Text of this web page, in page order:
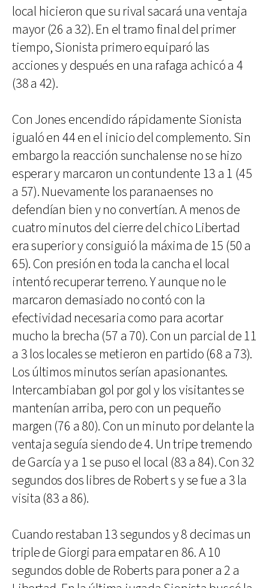
local hicieron que su rival sacará una ventaja
mayor (26 a 32). En el tramo final del primer
tiempo, Sionista primero equiparó las
acciones y después en una rafaga achicó a 4
(38 a 42).
Con Jones encendido rápidamente Sionista
igualó en 44 en el inicio del complemento. Sin
embargo la reacción sunchalense no se hizo
esperar y marcaron un contundente 13 a 1 (45
a 57). Nuevamente los paranaenses no
defendían bien y no convertían. A menos de
cuatro minutos del cierre del chico Libertad
era superior y consiguió la máxima de 15 (50 a
65). Con presión en toda la cancha el local
intentó recuperar terreno. Y aunque no le
marcaron demasiado no contó con la
efectividad necesaria como para acortar
mucho la brecha (57 a 70). Con un parcial de 11
a 3 los locales se metieron en partido (68 a 73).
Los últimos minutos serían apasionantes.
Intercambiaban gol por gol y los visitantes se
mantenían arriba, pero con un pequeño
margen (76 a 80). Con un minuto por delante la
ventaja seguía siendo de 4. Un tripe tremendo
de García y a 1 se puso el local (83 a 84). Con 32
segundos dos libres de Robert s y se fue a 3 la
visita (83 a 86).
Cuando restaban 13 segundos y 8 decimas un
triple de Giorgi para empatar en 86. A 10
segundos doble de Roberts para poner a 2 a